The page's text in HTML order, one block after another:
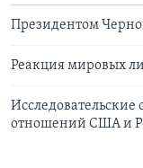
Президентом
Реакция мировых
Исследовательские
отношений США и